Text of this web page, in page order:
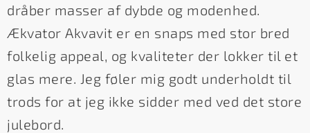
dråber masser af dybde og modenhed.
Ækvator Akvavit er en snaps med stor bred
folkelig appeal, og kvaliteter der lokker til et
glas mere. Jeg føler mig godt underholdt til
trods for at jeg ikke sidder med ved det store
julebord.